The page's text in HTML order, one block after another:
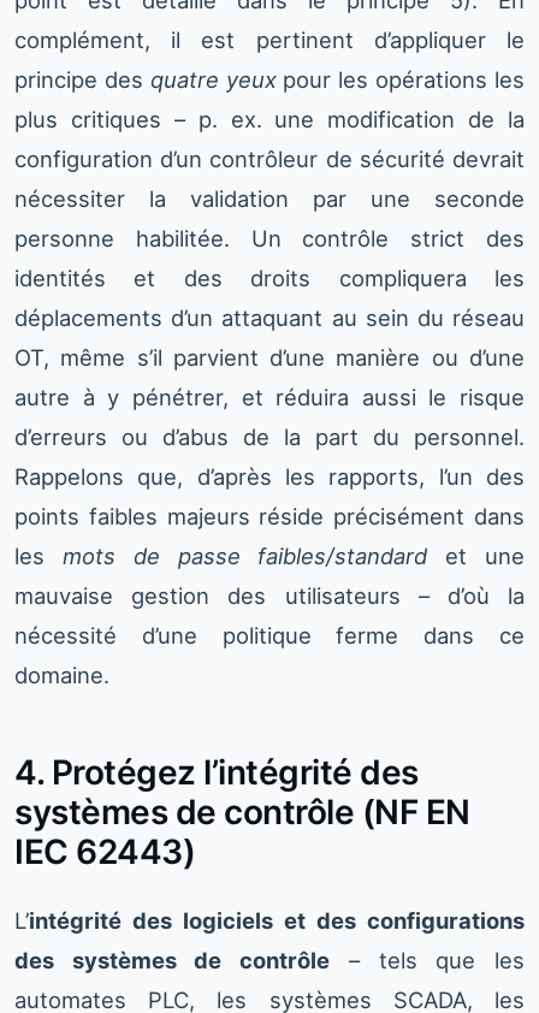
complément, il est pertinent d’appliquer le
principe des quatre yeuxpour les opérations les
plus critiques – p. ex. une modification de la
configuration d’un contrôleur de sécurité devrait
nécessiter la validation par une seconde
personne habilitée. Un contrôle strict des
identités et des droits compliquera les
déplacements d’un attaquant au sein du réseau
OT, même s’il parvient d’une manière ou d’une
autre à y pénétrer, et réduira aussi le risque
d’erreurs ou d’abus de la part du personnel.
Rappelons que, d’après les rapports, l’un des
points faibles majeurs réside précisément dans
les mots de passe faibles/standard et une
mauvaise gestion des utilisateurs – d’où la
nécessité d’une politique ferme dans ce
domaine.
4. Protégez l’intégrité des
systèmes de contrôle (NF EN
IEC 62443)
L’intégrité des logiciels et des configurations
des systèmes de contrôle – tels que les
automates PLC, les systèmes SCADA, les